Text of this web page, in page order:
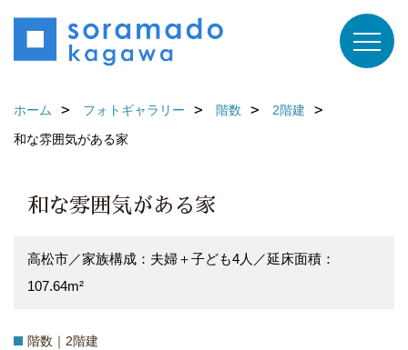
ホーム フォトギャラリー 階数
2階建
和な雰囲気がある家
和な雰囲気がある家
高松市／家族構成：夫婦＋子ども4人／延床面積：
107.64m²
階数｜2階建